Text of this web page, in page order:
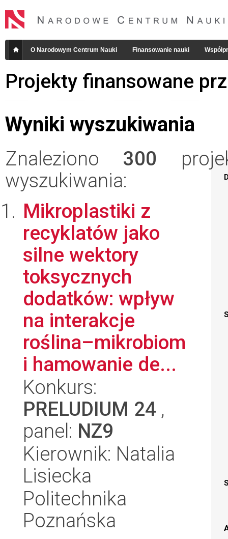
O Narodowym Centrum Nauki Finansowanie nauki
Projekty finansowane
Wyniki wyszukiwania
Znaleziono 300
wyszukiwania:
Mikroplastiki z
recyklatów jako
silne wektory
toksycznych
dodatków: wpływ
na interakcje
roślina–mikrobiom
i hamowanie de...
Konkurs:
PRELUDIUM 24 ,
panel: NZ9
Kierownik: Natalia
Lisiecka
Politechnika
Poznańska